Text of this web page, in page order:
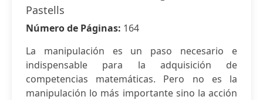
Pastells
Número de Páginas: 164
La manipulación es un paso necesario e
indispensable para la adquisición de
competencias matemáticas. Pero no es la
manipulación lo más importante sino la acción